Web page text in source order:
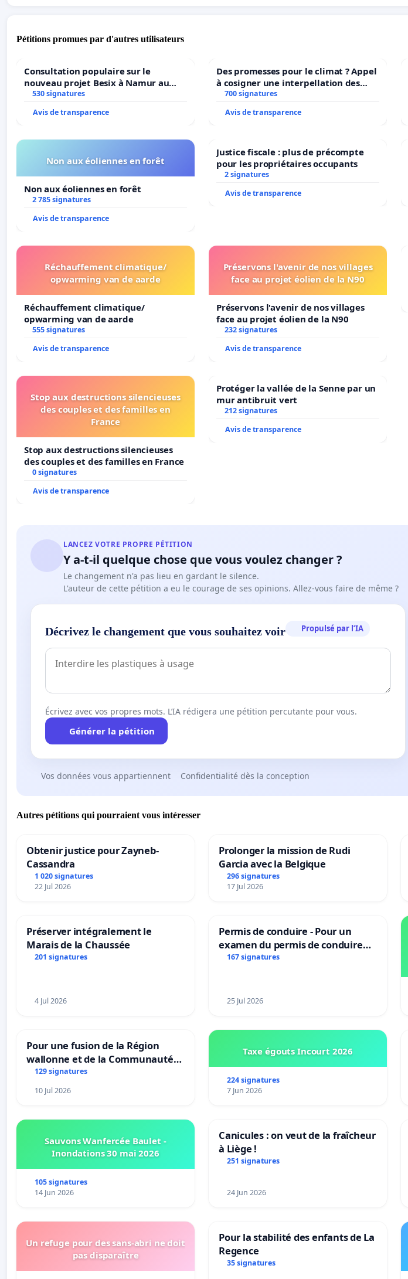
Pétitions promues par d'autres utilisateurs
Consultation populaire sur le
nouveau projet Besix à Namur au
Parc Léopold ?
530 signatures
Avis de transparence
Des promesses pour le climat ? Appel
à cosigner une interpellation des
ministres wallons du climat et de
l’environnement.
700 signatures
Avis de transparence
Non aux éoliennes en forêt
Non aux éoliennes en forêt
2 785 signatures
Avis de transparence
Justice fiscale : plus de précompte
pour les propriétaires occupants
2 signatures
Avis de transparence
Réchauffement climatique/
opwarming van de aarde
Réchauffement climatique/
opwarming van de aarde
555 signatures
Avis de transparence
Préservons l'avenir de nos villages
face au projet éolien de la N90
Préservons l'avenir de nos villages
face au projet éolien de la N90
232 signatures
Avis de transparence
Stop aux destructions silencieuses
des couples et des familles en
France
Stop aux destructions silencieuses
des couples et des familles en France
0 signatures
Avis de transparence
Protéger la vallée de la Senne par un
mur antibruit vert
212 signatures
Avis de transparence
LANCEZ VOTRE PROPRE PÉTITION
Y a-t-il quelque chose que vous voulez changer ?
Le changement n'a pas lieu en gardant le silence.
L'auteur de cette pétition a eu le courage de ses opinions. Allez-vous faire de même ?
Décrivez le changement que vous souhaitez voir Propulsé par l’IA
Écrivez avec vos propres mots. L’IA rédigera une pétition percutante pour vous.
Générer la pétition
Vos données vous appartiennent Confidentialité dès la conception
Autres pétitions qui pourraient vous intéresser
Obtenir justice pour Zayneb-
Cassandra
1 020 signatures
22 Jul 2026
Prolonger la mission de Rudi
Garcia avec la Belgique
296 signatures
17 Jul 2026
Préserver intégralement le
Marais de la Chaussée
201 signatures
4 Jul 2026
Permis de conduire - Pour un
examen du permis de conduire
accessible dans plusieurs langues
167 signatures
25 Jul 2026
Pour une fusion de la Région
wallonne et de la Communauté
française (Fédération Wallonie-
Bruxelles)
129 signatures
10 Jul 2026
Taxe égouts Incourt 2026
224 signatures
7 Jun 2026
Sauvons Wanfercée Baulet -
Inondations 30 mai 2026
105 signatures
14 Jun 2026
Canicules : on veut de la fraîcheur
à Liège !
251 signatures
24 Jun 2026
Un refuge pour des sans-abri ne doit
pas disparaître
Pour la stabilité des enfants de La
Regence
35 signatures